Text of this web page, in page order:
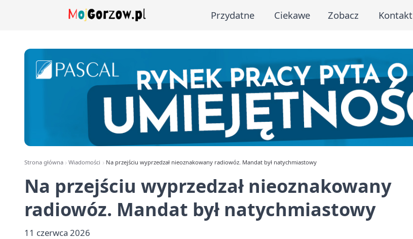
Przydatne Ciekawe Zobacz Kontakt
Strona główna Wiadomości Na przejściu wyprzedzał nieoznakowany radiowóz. Mandat był natychmiastowy
Na przejściu wyprzedzał nieoznakowany
radiowóz. Mandat był natychmiastowy
11 czerwca 2026